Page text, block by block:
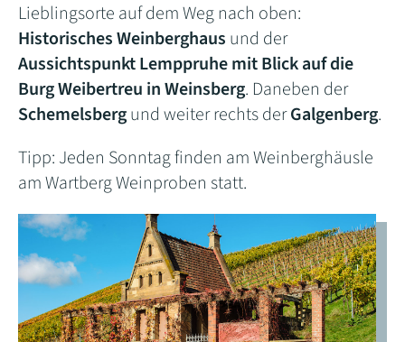
Lieblingsorte auf dem Weg nach oben:
Historisches Weinberghaus und der
Aussichtspunkt Lemppruhe mit Blick auf die
Burg Weibertreu in Weinsberg. Daneben der
Schemelsbergund weiter rechts derGalgenberg.
Tipp: Jeden Sonntag finden am Weinberghäusle
am Wartberg Weinproben statt.